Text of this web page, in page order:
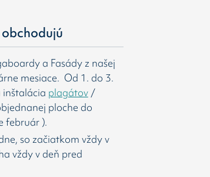
a Fasády z našej
mesiace. Od 1. do 3.
inštalácia plagátov/
ploche do
február ).
so začiatkom vždy v
vždy v deň pred